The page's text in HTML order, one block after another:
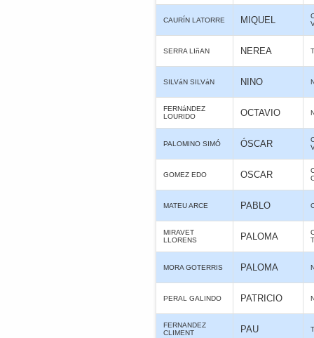
CAURÍN LATORRE MIQUEL
SERRA LIñAN NEREA
SILVáN SILVáN NINO
FERNáNDEZ
LOURIDO
OCTAVIO
PALOMINO SIMÓ ÓSCAR
GOMEZ EDO OSCAR
MATEU ARCE PABLO
MIRAVET
LLORENS
PALOMA
MORA GOTERRIS PALOMA
PERAL GALINDO PATRICIO
FERNANDEZ
CLIMENT
PAU